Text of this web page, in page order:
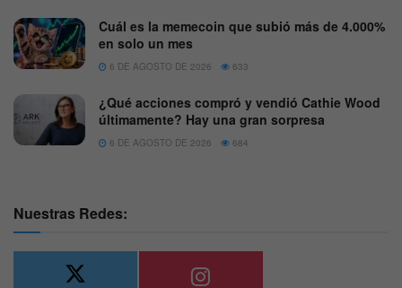
Cuál es la memecoin que subió más de 4.000%
en solo un mes
6 DE AGOSTO DE 2026 633
¿Qué acciones compró y vendió Cathie Wood
últimamente? Hay una gran sorpresa
6 DE AGOSTO DE 2026 684
Nuestras Redes: